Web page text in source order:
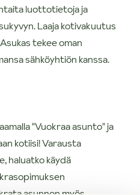
luottotietoja ja
Laaja kotivakuutus
tekee oman
sähköyhtiön kanssa.
"Vuokraa asunto" ja
kotiisi! Varausta
haluatko käydä